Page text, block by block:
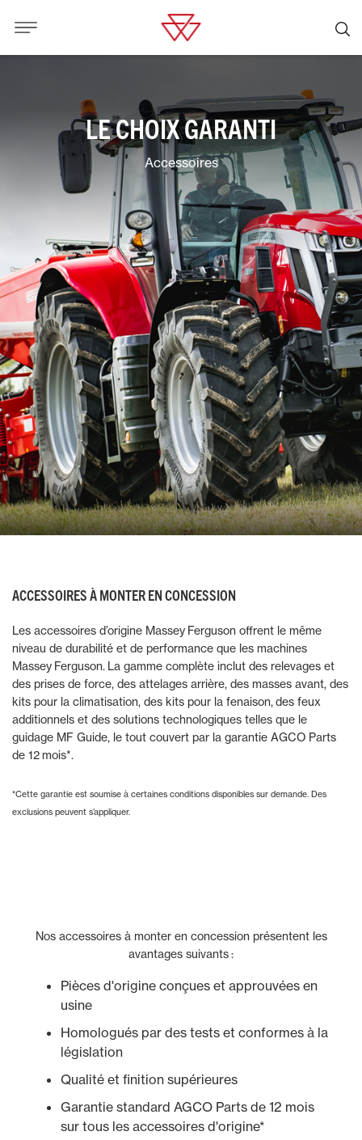
LE CHOIX GARANTI
Accessoires
ACCESSOIRES À MONTER EN CONCESSION
Les accessoires d’origine Massey Ferguson offrent le même
niveau de durabilité et de performance que les machines
Massey Ferguson. La gamme complète inclut des relevages et
des prises de force, des attelages arrière, des masses avant, des
kits pour la climatisation, des kits pour la fenaison, des feux
additionnels et des solutions technologiques telles que le
guidage MF Guide, le tout couvert par la garantie AGCO Parts
de 12 mois*.
*Cette garantie est soumise à certaines conditions disponibles sur demande. Des
exclusions peuvent s’appliquer.
Nos accessoires à monter en concession présentent les
avantages suivants :
Pièces d'origine conçues et approuvées en
usine
Homologués par des tests et conformes à la
législation
Qualité et finition supérieures
Garantie standard AGCO Parts de 12 mois
sur tous les accessoires d'origine*